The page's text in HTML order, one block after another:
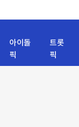
아이돌
픽
트롯
픽